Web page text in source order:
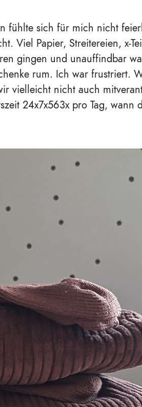
fühlte sich für mich nicht
Viel Papier, Streitereien, x-
gingen und unauffindbar
rum. Ich war frustriert.
vielleicht nicht auch
24x7x563x pro Tag, wann